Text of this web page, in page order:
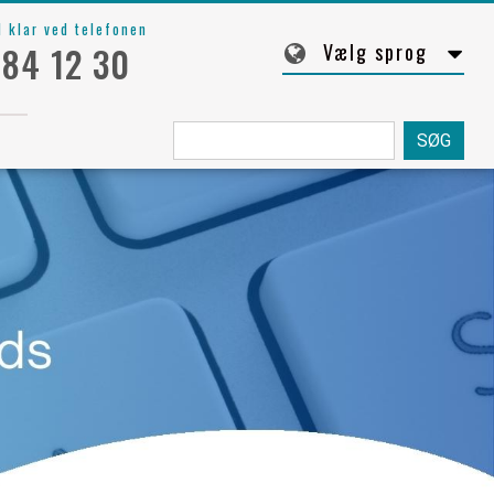
klar ved telefonen
12 30 Vælg sprog
Søg